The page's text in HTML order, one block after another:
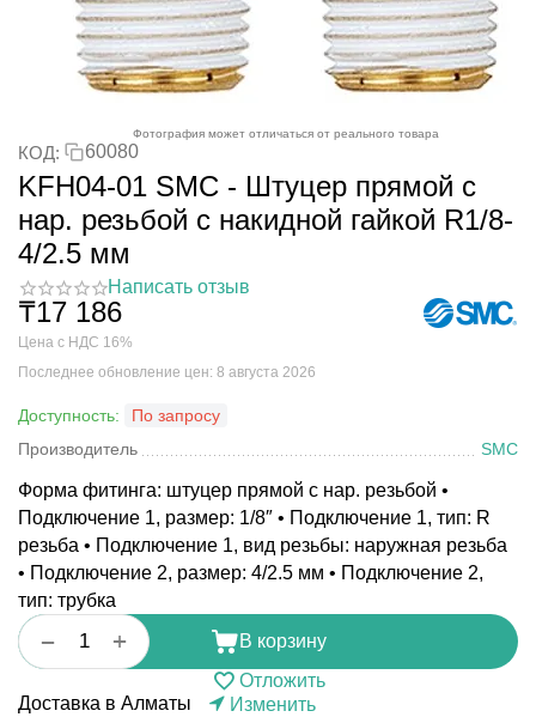
Фотография может отличаться от реального товара
КОД: 60080
KFH04-01 SMC - Штуцер прямой с
нар. резьбой с накидной гайкой R1/8-
4/2.5 мм
Написать отзыв
₸17 186
Цена с НДС 16%
Последнее обновление цен: 8 августа 2026
Доступность:
По запросу
Производитель
SMC
Форма фитинга: штуцер прямой с нар. резьбой •
Подключение 1, размер: 1/8″ • Подключение 1, тип: R
резьба • Подключение 1, вид резьбы: наружная резьба
• Подключение 2, размер: 4/2.5 мм • Подключение 2,
тип: трубка
+
−
В корзину
Отложить
Доставка в Алматы
Изменить